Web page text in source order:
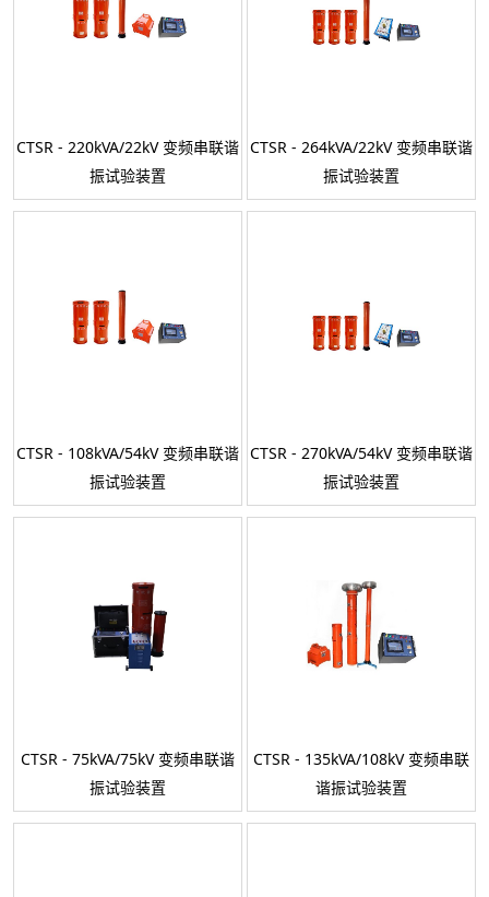
CTSR - 220kVA/22kV 变频串联谐
振试验装置
CTSR - 264kVA/22kV 变频串联谐
振试验装置
CTSR - 108kVA/54kV 变频串联谐
振试验装置
CTSR - 270kVA/54kV 变频串联谐
振试验装置
CTSR - 75kVA/75kV 变频串联谐
振试验装置
CTSR - 135kVA/108kV 变频串联
谐振试验装置